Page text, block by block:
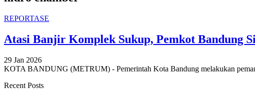
REPORTASE
Atasi Banjir Komplek Sukup, Pemkot Bandung
29 Jan 2026
KOTA BANDUNG (METRUM) - Pemerintah Kota Bandung melakukan
Recent Posts